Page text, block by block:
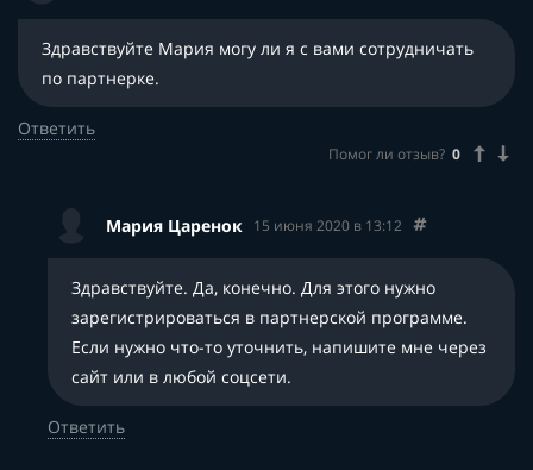
Здравствуйте Мария могу ли я с вами сотрудничать
по партнерке.
Ответить
Помог ли отзыв? 0
Мария Царенок 15 июня 2020 в 13:12
Здравствуйте. Да, конечно. Для этого нужно
зарегистрироваться в партнерской программе.
Если нужно что-то уточнить, напишите мне через
сайт или в любой соцсети.
Ответить